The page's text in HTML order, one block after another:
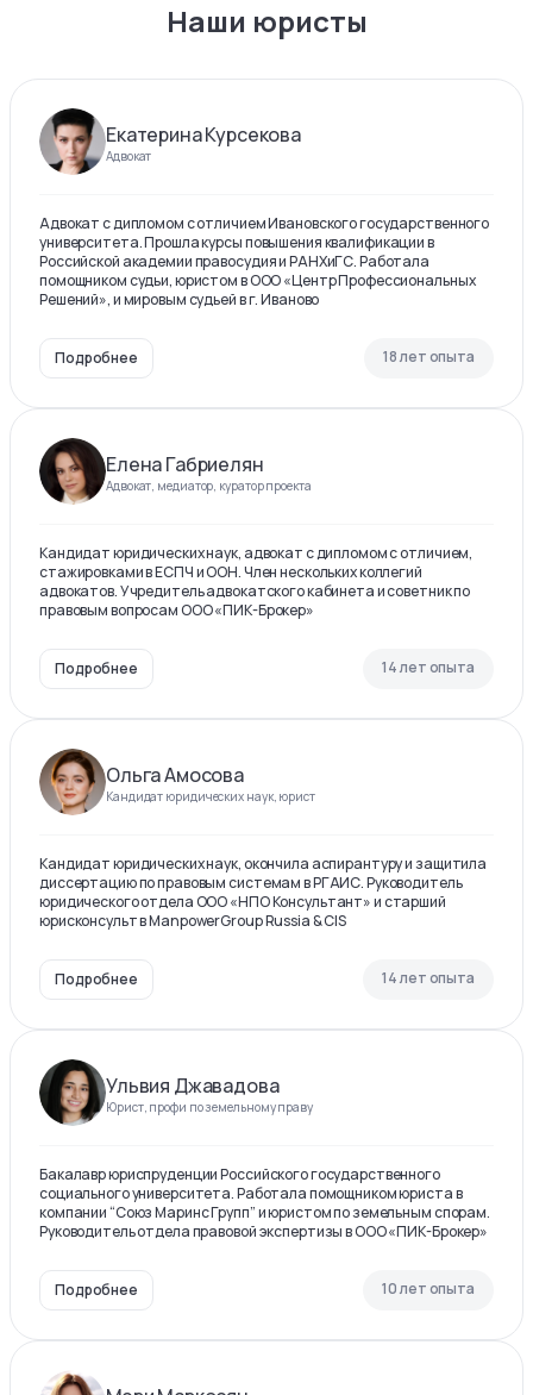
Наши юристы
Екатерина Курсекова
Адвокат
Адвокат с дипломом с отличием Ивановского государственного
университета. Прошла курсы повышения квалификации в
Российской академии правосудия и РАНХиГС. Работала
помощником судьи, юристом в ООО «Центр Профессиональных
Решений», и мировым судьей в г. Иваново
Подробнее 18 лет опыта
Елена Габриелян
Адвокат, медиатор, куратор проекта
Кандидат юридических наук, адвокат с дипломом с отличием,
стажировками в ЕСПЧ и ООН. Член нескольких коллегий
адвокатов. Учредитель адвокатского кабинета и советник по
правовым вопросам ООО «ПИК-Брокер»
Подробнее 14 лет опыта
Ольга Амосова
Кандидат юридических наук, юрист
Кандидат юридических наук, окончила аспирантуру и защитила
диссертацию по правовым системам в РГАИС. Руководитель
юридического отдела ООО «НПО Консультант» и старший
юрисконсульт в ManpowerGroup Russia & CIS
Подробнее 14 лет опыта
Ульвия Джавадова
Юрист, профи по земельному праву
Бакалавр юриспруденции Российского государственного
социального университета. Работала помощником юриста в
компании “Союз Маринс Групп” и юристом по земельным спорам.
Руководитель отдела правовой экспертизы в ООО «ПИК-Брокер»
Подробнее 10 лет опыта